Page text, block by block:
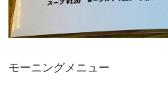
モーニングメニュー